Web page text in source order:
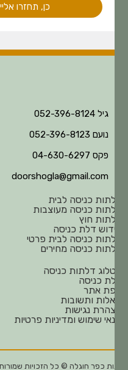
כן, תחזרו אליי
גיל 052-396-8124
נועם 052-396-8123
פקס 04-630-6297
doorshogla@gmail.com
כניסה לבית
כניסה מעוצבות
חוץ
דלת כניסה
כניסה לבית פרטי
כניסה מחירים
דלתות כניסה
כניסה
אתר
ותשובות
נגישות
שימוש ומדיניות פרטיות
כפר חוגלה © כל הזכויות שמורות